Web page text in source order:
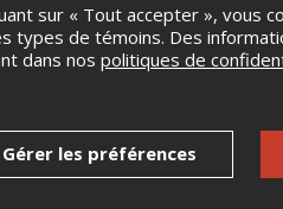
sur « Tout accepter », vous
types de témoins. Des
dans nos politiques de
Gérer les préférences